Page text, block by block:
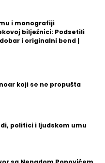
i monografiji
bilježnici: Podsetili
i originalni bend |
koji se ne propušta
politici i ljudskom umu